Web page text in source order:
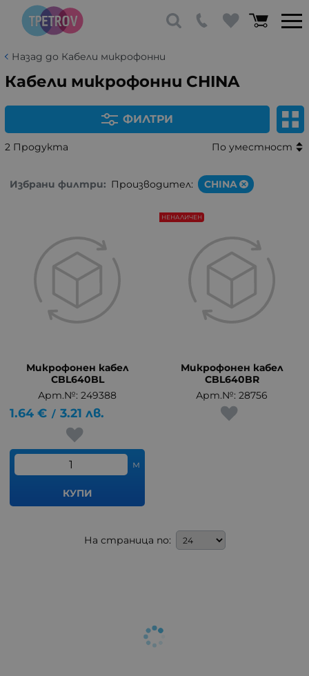
Назад до Кабели микрофонни
Кабели микрофонни CHINA
ФИЛТРИ
2 Продукта По уместност
Избрани филтри: Производител: CHINA
Микрофонен кабел
CBL640BL
Арт.№: 249388
1.64 € / 3.21 лв.
м
КУПИ
Микрофонен кабел
CBL640BR
Арт.№: 28756
НЕНАЛИЧЕН
На страница по: